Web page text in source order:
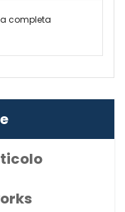
completa